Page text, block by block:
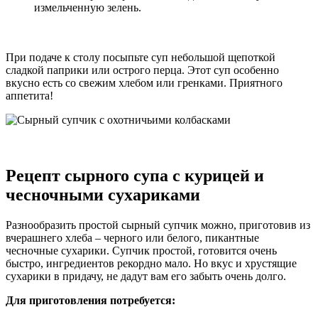
измельченную зелень.
При подаче к столу посыпьте суп небольшой щепоткой
сладкой паприки или острого перца. Этот суп особенно
вкусно есть со свежим хлебом или гренками. Приятного
аппетита!
Рецепт сырного супа с курицей и
чесночными сухариками
Разнообразить простой сырный супчик можно, приготовив из
вчерашнего хлеба – черного или белого, пикантные
чесночные сухарики. Супчик простой, готовится очень
быстро, ингредиентов рекордно мало. Но вкус и хрустящие
сухарики в придачу, не дадут вам его забыть очень долго.
Для приготовления потребуется: